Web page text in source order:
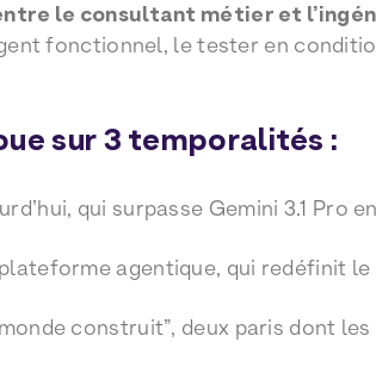
le consultant métier et
fonctionnel, le tester en
sur 3 temporalités :
qui surpasse Gemini 3.1 Pro
agentique, qui redéfinit
construit”, deux paris dont